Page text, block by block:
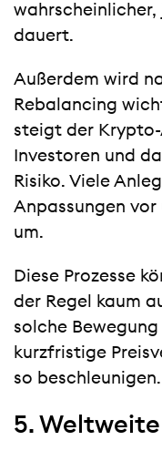
dauert.
Außerdem wird
Rebalancing
steigt der
Investoren und
Risiko. Viele
Anpassungen
um.
Diese Prozesse
der Regel kaum
solche
kurzfristige
so beschleunigen.
5.